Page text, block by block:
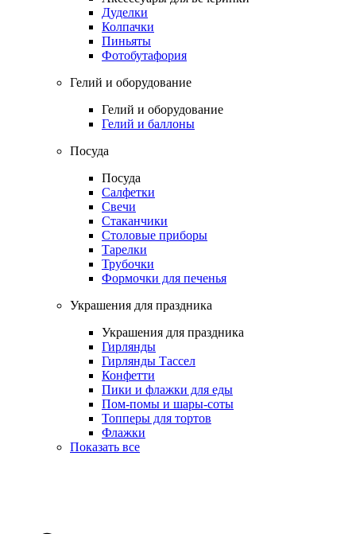
Дуделки
Колпачки
Пиньяты
Фотобутафория
Гелий и оборудование
Гелий и оборудование
Гелий и баллоны
Посуда
Посуда
Салфетки
Свечи
Стаканчики
Столовые приборы
Тарелки
Трубочки
Формочки для печенья
Украшения для праздника
Украшения для праздника
Гирлянды
Гирлянды Тассел
Конфетти
Пики и флажки для еды
Пом-помы и шары-соты
Топперы для тортов
Флажки
Показать все